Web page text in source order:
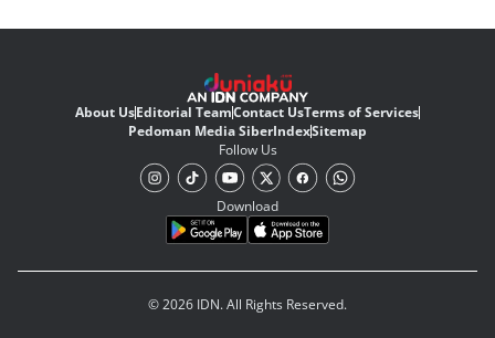
About UsEditorial TeamContact UsTerms of Services
Pedoman Media SiberIndexSitemap
Follow Us
Download
© 2026 IDN. All Rights Reserved.